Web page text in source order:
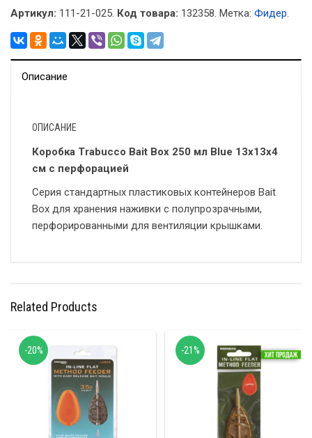
Артикул: 111-21-025. Код товара: 132358. Метка: Фидер.
Описание
ОПИСАНИЕ
Коробка Trabucco Bait Box 250 мл Blue 13x13x4
см с перфорацией
Серия стандартных пластиковых контейнеров Bait
Box для хранения наживки с полупрозрачными,
перфорированными для вентиляции крышками.
Related Products
-20% -21%